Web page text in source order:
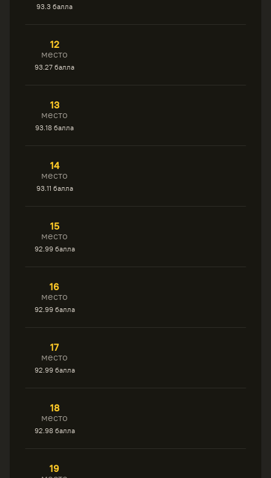
93.3 балла
12
место
93.27 балла
13
место
93.18 балла
14
место
93.11 балла
15
место
92.99 балла
16
место
92.99 балла
17
место
92.99 балла
18
место
92.98 балла
19